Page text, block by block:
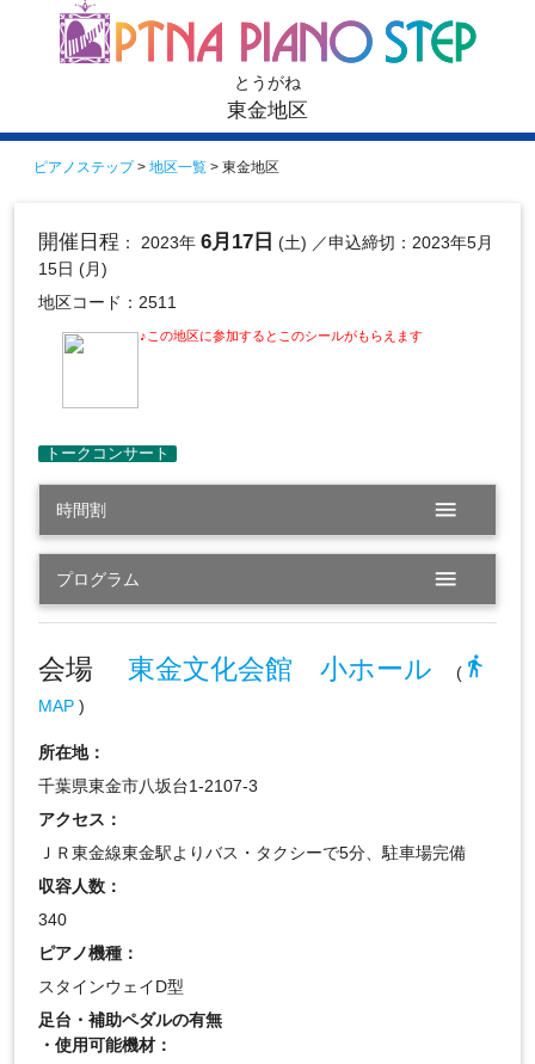
とうがね
東金地区
ピアノステップ> 地区一覧 > 東金地区
開催日程 ： 2023年 6月17日 (土) ／申込締切：2023年5月
15日 (月)
地区コード：2511
♪この地区に参加するとこのシールがもらえます
時間割 menu
プログラム menu
会場 東金文化会館 小ホール (directions_walk
MAP)
所在地：
千葉県東金市八坂台1-2107-3
アクセス：
ＪＲ東金線東金駅よりバス・タクシーで5分、駐車場完備
収容人数：
340
ピアノ機種：
スタインウェイD型
足台・補助ペダルの有無
・使用可能機材：